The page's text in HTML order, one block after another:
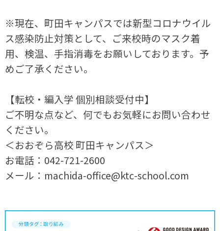
※現在、町田キャンパスでは新型コロナウイル
ス感染防止対策として、ご来校時のマスク着
用、検温、手指消毒をお願いしております。予
めご了承ください。
【転校・編入学 個別相談受付中】
ご不明な点など、何でもお気軽にお問い合わせ
ください。
＜おおぞら高校 町田キャンパス＞
お電話：042-721-2600
メール：machida-office@ktc-school.com